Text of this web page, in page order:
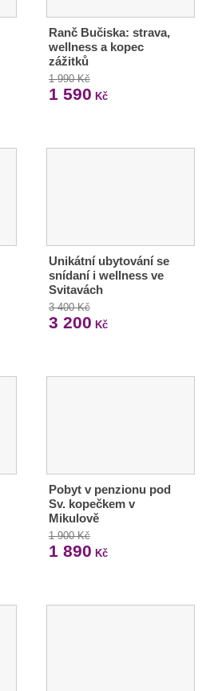
Ranč Bučiska: strava,
wellness a kopec
zážitků
1 990 Kč
1 590 Kč
Unikátní ubytování se
snídaní i wellness ve
Svitavách
3 400 Kč
3 200 Kč
Pobyt v penzionu pod
Sv. kopečkem v
Mikulově
1 900 Kč
1 890 Kč